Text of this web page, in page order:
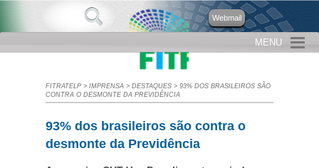
Webmail
MENU
FITRATELP > IMPRENSA > DESTAQUES > 93% DOS BRASILEIROS SÃO
CONTRA O DESMONTE DA PREVIDÊNCIA
93% dos brasileiros são contra o
desmonte da Previdência